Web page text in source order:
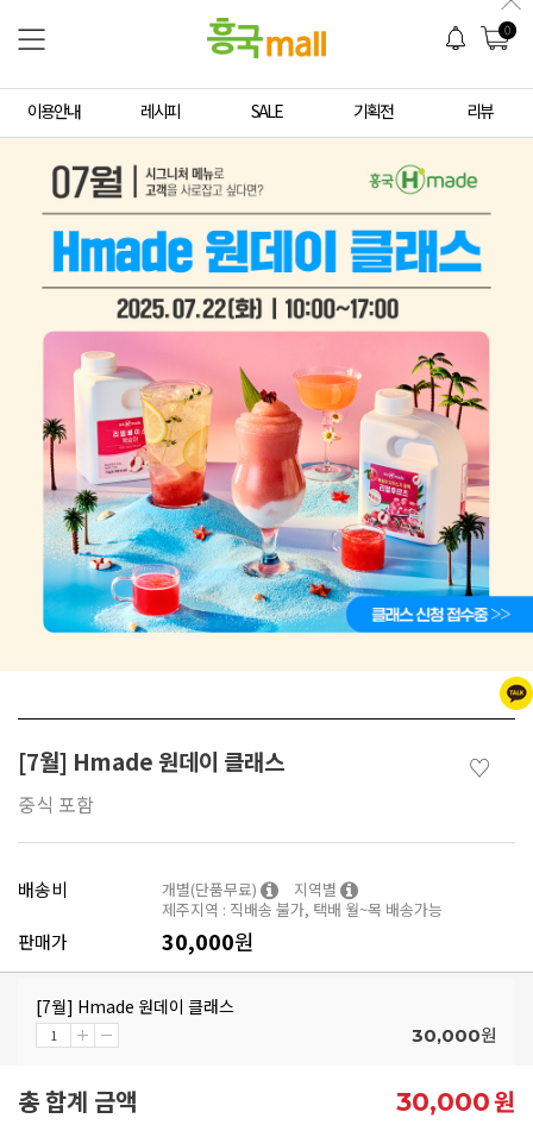
0
이용안내 레시피 SALE 기획전 리뷰
[7월] Hmade 원데이 클래스 ♡
중식 포함
배송비 개별(단품무료)
지역별
제주지역 : 직배송 불가, 택배 월~목 배송가능
판매가 30,000원
[7월] Hmade 원데이 클래스
30,000원
총 합계 금액 30,000원